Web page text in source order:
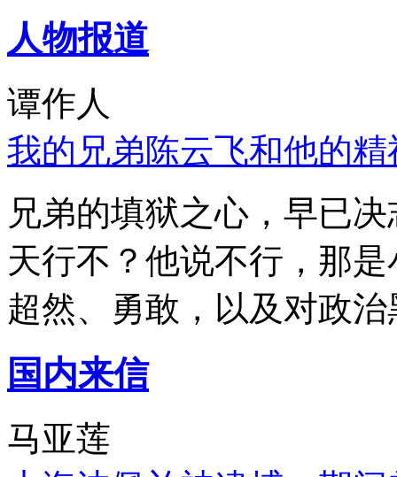
人物报道
谭作人
我的兄弟陈云飞和他的
兄弟的填狱之心，早已
天行不？他说不行，那
超然、勇敢，以及对政
国内来信
马亚莲